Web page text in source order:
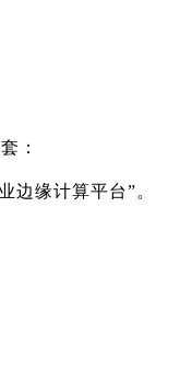
：
边缘计算平台”。